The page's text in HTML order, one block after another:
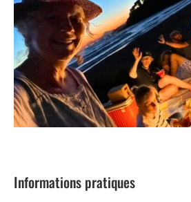
Informations pratiques